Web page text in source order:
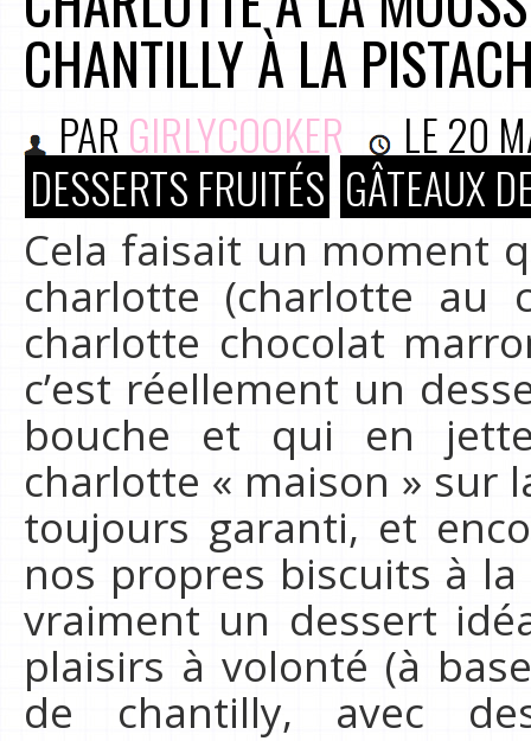
CHANTILLY À LA
PAR GIRLYCOOKER LE20
DESSERTS FRUITÉS GÂTEAUX
Cela faisait un moment
charlotte (charlotte au
charlotte chocolat
c’est réellement un
bouche et qui en
charlotte « maison » sur
toujours garanti, et
nos propres biscuits à la
vraiment un dessert
plaisirs à volonté (à
de chantilly, avec